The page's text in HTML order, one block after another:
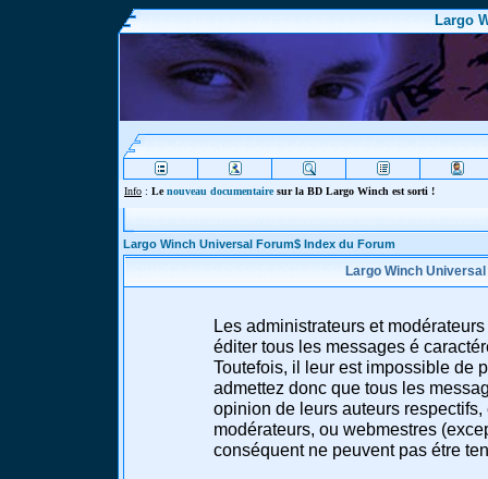
Largo
Info : Lenouveau documentairesur la BD Largo Winch est sorti !
Largo Winch Universal Forum$ Index du Forum
Largo Winch
Les administrateurs et
éditer tous les messages é
Toutefois, il leur est impossible de
admettez donc que tous les
opinion de leurs auteurs
modérateurs, ou webmestres
conséquent ne peuvent pas étre